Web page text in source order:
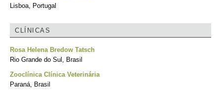
Lisboa, Portugal
CLÍNICAS
Rosa Helena Bredow Tatsch
Rio Grande do Sul, Brasil
Zooclínica Clínica Veterinária
Paraná, Brasil